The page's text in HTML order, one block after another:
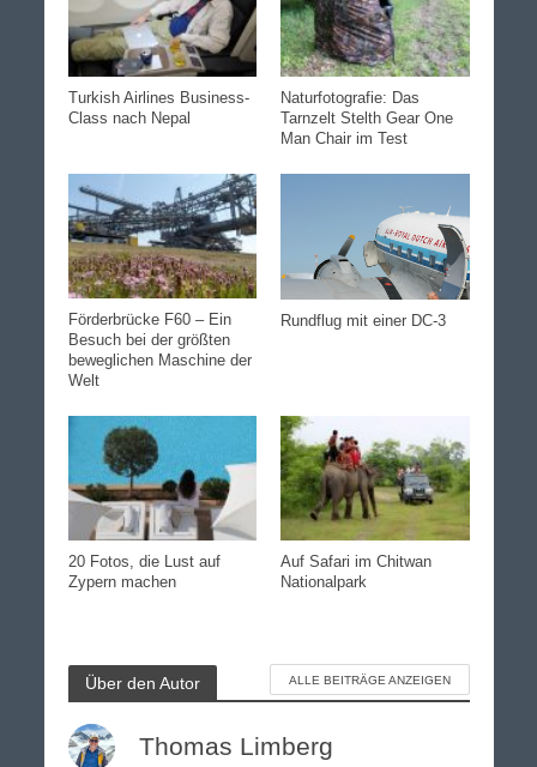
Turkish Airlines Business-
Class nach Nepal
Naturfotografie: Das
Tarnzelt Stelth Gear One
Man Chair im Test
Förderbrücke F60 – Ein
Besuch bei der größten
beweglichen Maschine der
Welt
Rundflug mit einer DC-3
20 Fotos, die Lust auf
Zypern machen
Auf Safari im Chitwan
Nationalpark
Über den Autor ALLE BEITRÄGE ANZEIGEN
Thomas Limberg